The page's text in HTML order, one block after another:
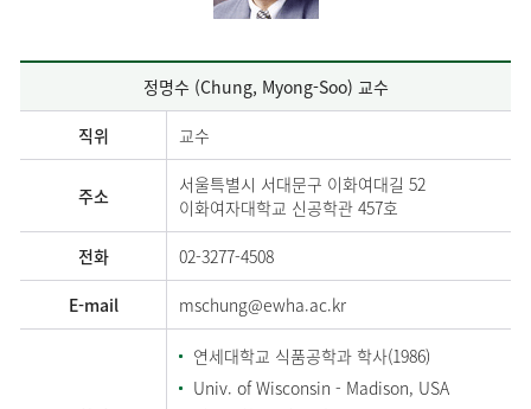
정명수 (Chung, Myong-Soo) 교수
직위 교수
주소
서울특별시 서대문구 이화여대길 52
이화여자대학교 신공학관 457호
전화 02-3277-4508
E-mail mschung@ewha.ac.kr
연세대학교 식품공학과 학사(1986)
Univ. of Wisconsin - Madison, USA